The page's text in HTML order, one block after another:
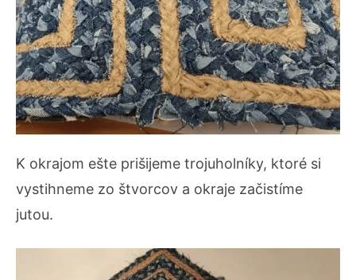
K okrajom ešte prišijeme trojuholníky, ktoré si
vystihneme zo štvorcov a okraje začistíme
jutou.